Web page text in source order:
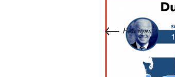
← Previous